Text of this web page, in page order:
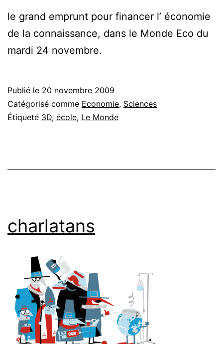
le grand emprunt pour financer l’ économie
de la connaissance, dans le Monde Eco du
mardi 24 novembre.
Publié le 20 novembre 2009
Catégorisé comme Economie, Sciences
Étiqueté 3D, école, Le Monde
charlatans